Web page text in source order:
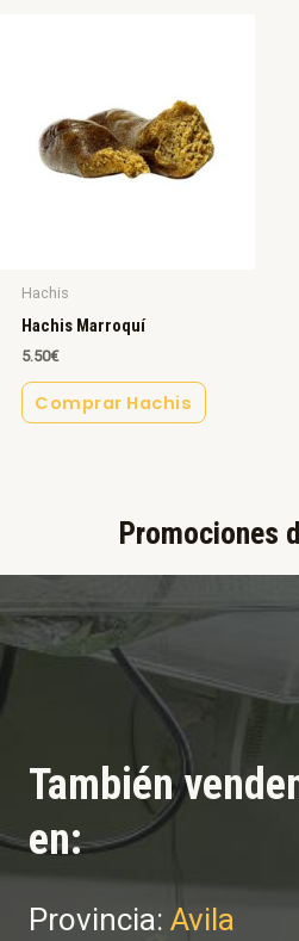
Hachis
Hachis Marroquí
5.50€
Comprar Hachis
Promociones
También
en:
Provincia: Avila